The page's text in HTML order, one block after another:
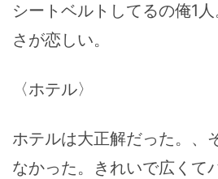
シートベルトしてるの俺1
さが恋しい。
〈ホテル〉
ホテルは大正解だった。、
なかった。きれいで広くて